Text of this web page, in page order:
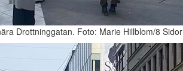
Drottninggatan. Foto: Marie Hillblom/8 Sidor